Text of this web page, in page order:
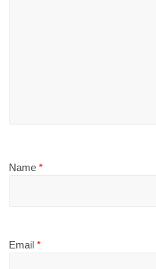
Name*
Email*